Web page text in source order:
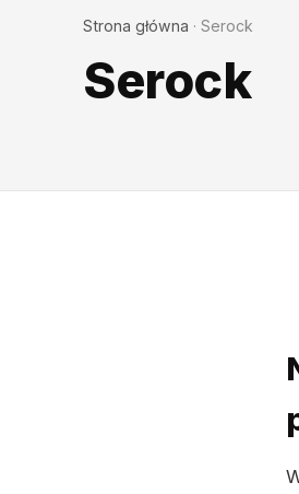
Strona główna · Serock
Serock